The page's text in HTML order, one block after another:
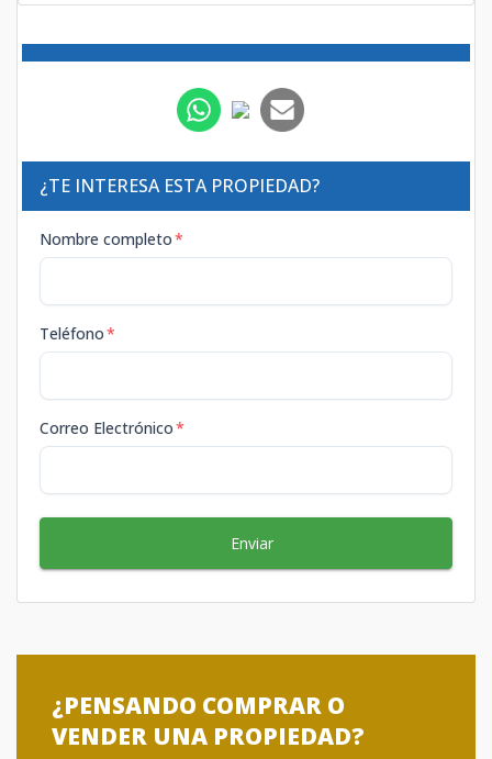
¿TE INTERESA ESTA PROPIEDAD?
Nombre completo*
Teléfono*
Correo Electrónico*
Enviar
¿PENSANDO COMPRAR O
VENDER UNA PROPIEDAD?